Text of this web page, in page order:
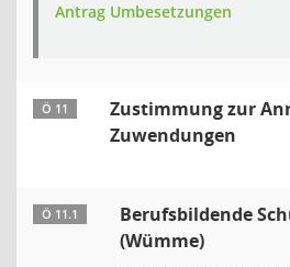
Antrag Umbesetzungen
Ö 11
Zustimmung zur
Zuwendungen
Ö 11.1
Berufsbildende
(Wümme)